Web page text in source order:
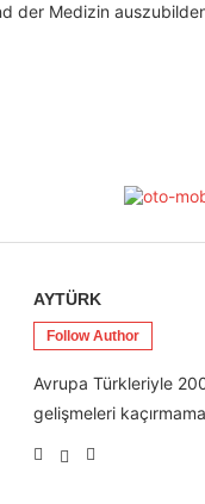
der Medizin
AYTÜRK
Follow Author
Avrupa Türkleriyle
gelişmeleri